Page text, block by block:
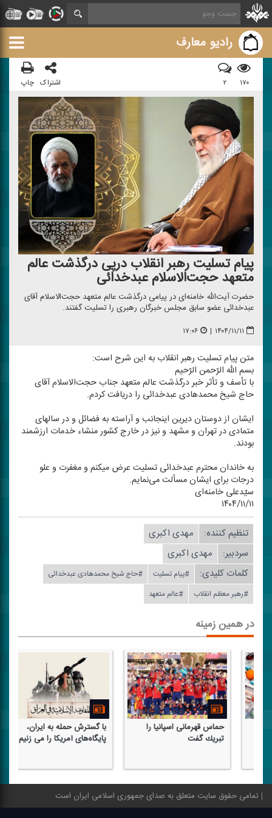
رادیو معارف
۱۷۰ ۲ اشتراک چاپ
پیام تسلیت رهبر انقلاب درپی درگذشت عالم
متعهد حجت‌الاسلام عبدخدائی
حضرت آیت‌الله خامنه‌ای در پیامی درگذشت عالم متعهد حجت‌الاسلام آقای
عبدخدائی عضو سابق مجلس خبرگان رهبری را تسلیت گفتند.
۱۴۰۴/۱۱/۱۱ | ۱۷:۰۶
متن پیام تسلیت رهبر انقلاب به این شرح است:
بسم الله الرّحمن الرّحیم
با تأسف و تأثر خبر درگذشت عالم متعهد جناب حجت‌الاسلام آقای
حاج شیخ محمدهادی عبدخدائی را دریافت كردم.
ایشان از دوستان دیرین اینجانب و آراسته به فضائل و در سالهای
متمادی در تهران و مشهد و نیز در خارج كشور منشاء خدمات ارزشمند
بودند.
به خاندان محترم عبدخدائی تسلیت عرض میكنم و مغفرت و علو
درجات برای ایشان مسألت می‌نمایم.
سیّدعلی خامنه‌ای
۱۴۰۴/۱۱/۱۱
تنظیم كننده:
مهدی اكبری
سردبیر:
مهدی اكبری
کلمات کلیدی:
#پیام تسلیت
#حاج شیخ محمدهادی عبدخدائی
#رهبر معظم انقلاب
#عالم متعهد
در همین زمینه
حماس قهرمانی اسپانیا را
تبریك گفت
با گسترش حمله به ایران،
پایگاه‌های آمریكا را می زنیم
تمامی حقوق سایت متعلق به صدای جمهوری اسلامی ایران است